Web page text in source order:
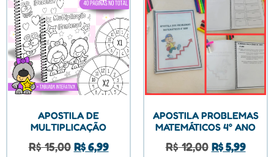
APOSTILA DE
MULTIPLICAÇÃO
R$15,00 R$6,99
APOSTILA PROBLEMAS
MATEMÁTICOS 4° ANO
R$12,00 R$5,99